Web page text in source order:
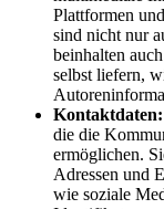
Plattformen
sind nicht nur
beinhalten
selbst liefern,
Kontaktdaten:
die die
ermöglichen.
Adressen und
wie soziale